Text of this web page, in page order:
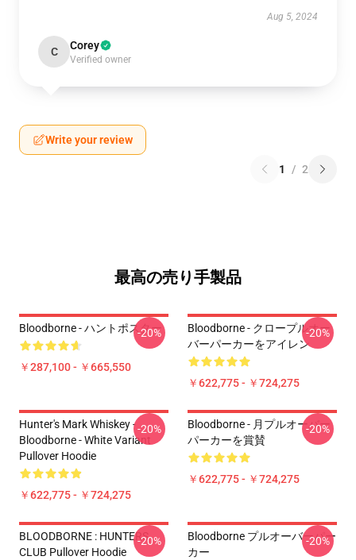
Aug 5, 2024
C Corey
Verified owner
Write your review
1 / 2
最高の売り手製品
Bloodborne - ハントポスター
￥287,100 - ￥665,550
-20%
Bloodborne - クロープルオー
バーパーカーをアイレン
￥622,775 - ￥724,275
-20%
Hunter's Mark Whiskey -
Bloodborne - White Variant
Pullover Hoodie
￥622,775 - ￥724,275
-20%
Bloodborne - 月プルオーバー
パーカーを賞賛
￥622,775 - ￥724,275
-20%
BLOODBORNE : HUNTERS
CLUB Pullover Hoodie
-20%
Bloodborne プルオーバーパー
カー
-20%